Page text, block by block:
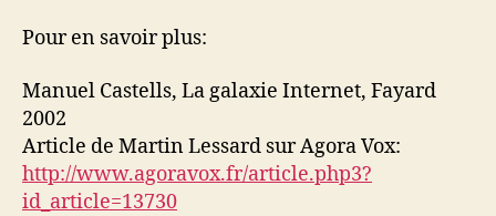
Pour en savoir plus:
Manuel Castells, La galaxie Internet, Fayard
2002
Article de Martin Lessard sur Agora Vox:
http://www.agoravox.fr/article.php3?
id_article=13730